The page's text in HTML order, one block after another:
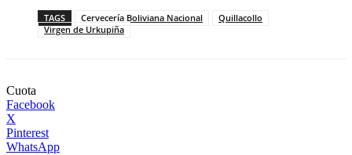
TAGS Cervecería Boliviana Nacional
Quillacollo
Virgen de Urkupiña
Cuota
Facebook
X
Pinterest
WhatsApp